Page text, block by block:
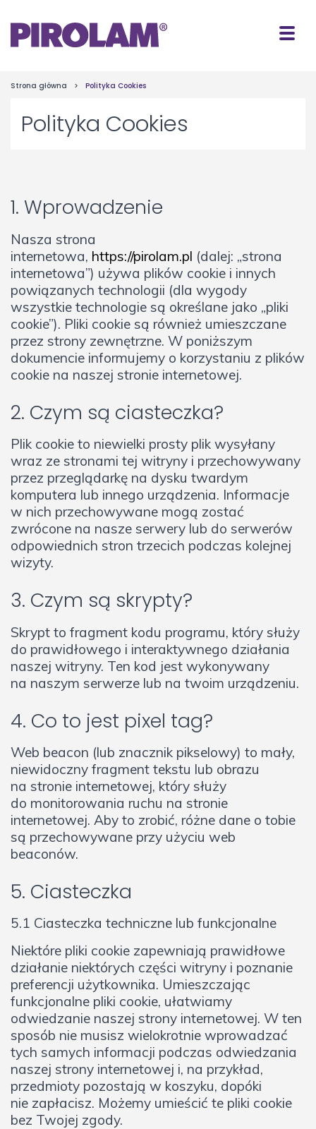
Strona główna > Polityka Cookies
Polityka Cookies
1. Wprowadzenie
Nasza strona
internetowa, https://pirolam.pl (dalej: „strona
internetowa”) używa plików cookie i innych
powiązanych technologii (dla wygody
wszystkie technologie są określane jako „pliki
cookie”). Pliki cookie są również umieszczane
przez strony zewnętrzne. W poniższym
dokumencie informujemy o korzystaniu z plików
cookie na naszej stronie internetowej.
2. Czym są ciasteczka?
Plik cookie to niewielki prosty plik wysyłany
wraz ze stronami tej witryny i przechowywany
przez przeglądarkę na dysku twardym
komputera lub innego urządzenia. Informacje
w nich przechowywane mogą zostać
zwrócone na nasze serwery lub do serwerów
odpowiednich stron trzecich podczas kolejnej
wizyty.
3. Czym są skrypty?
Skrypt to fragment kodu programu, który służy
do prawidłowego i interaktywnego działania
naszej witryny. Ten kod jest wykonywany
na naszym serwerze lub na twoim urządzeniu.
4. Co to jest pixel tag?
Web beacon (lub znacznik pikselowy) to mały,
niewidoczny fragment tekstu lub obrazu
na stronie internetowej, który służy
do monitorowania ruchu na stronie
internetowej. Aby to zrobić, różne dane o tobie
są przechowywane przy użyciu web
beaconów.
5. Ciasteczka
5.1 Ciasteczka techniczne lub funkcjonalne
Niektóre pliki cookie zapewniają prawidłowe
działanie niektórych części witryny i poznanie
preferencji użytkownika. Umieszczając
funkcjonalne pliki cookie, ułatwiamy
odwiedzanie naszej strony internetowej. W ten
sposób nie musisz wielokrotnie wprowadzać
tych samych informacji podczas odwiedzania
naszej strony internetowej i, na przykład,
przedmioty pozostają w koszyku, dopóki
nie zapłacisz. Możemy umieścić te pliki cookie
bez Twojej zgody.